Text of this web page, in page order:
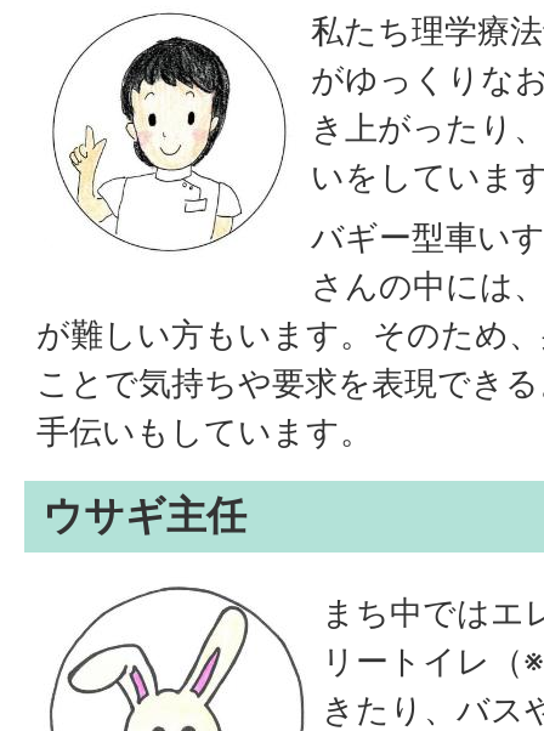
私たち理学療
がゆっくりな
き上がったり
いをしていま
バギー型車い
さんの中には
が難しい方もいます。そのため
ことで気持ちや要求を表現でき
手伝いもしています。
ウサギ主任
まち中ではエ
リートイレ（
きたり、バス